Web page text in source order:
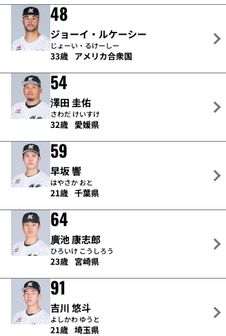
48
ジョーイ・ルケーシー
じょーい・るけーしー
33歳 アメリカ合衆国
54
澤田 圭佑
さわだ けいすけ
32歳 愛媛県
59
早坂 響
はやさか おと
21歳 千葉県
64
廣池 康志郎
ひろいけ こうしろう
23歳 宮崎県
91
吉川 悠斗
よしかわ ゆうと
21歳 埼玉県